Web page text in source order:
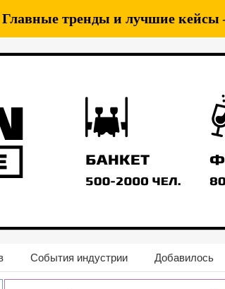
Главные тренды и лучшие
События индустрии Добавилось